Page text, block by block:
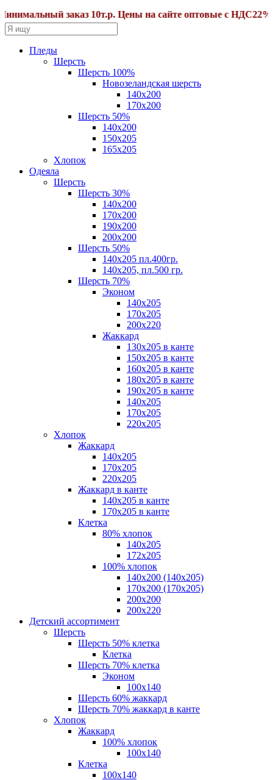
заказ 10т.р. Цены на сайте оптовые с
Пледы
Шерсть
Шерсть 100%
Новозеландская шерсть
140х200
170x200
Шерсть 50%
140x200
150х205
165х205
Хлопок
Одеяла
Шерсть
Шерсть 30%
140х200
170х200
190х200
200х200
Шерсть 50%
140х205 пл.400гр.
140х205, пл.500 гр.
Шерсть 70%
Эконом
140х205
170х205
200х220
Жаккард
130х205 в канте
150х205 в канте
160х205 в канте
180х205 в канте
190х205 в канте
140х205
170х205
220х205
Хлопок
Жаккард
140x205
170х205
220х205
Жаккард в канте
140х205 в канте
170х205 в канте
Клетка
80% хлопок
140x205
172х205
100% хлопок
140x200 (140х205)
170x200 (170х205)
200х200
200х220
Детский ассортимент
Шерсть
Шерсть 50% клетка
Клетка
Шерсть 70% клетка
Эконом
100x140
Шерсть 60% жаккард
Шерсть 70% жаккард в канте
Хлопок
Жаккард
100% хлопок
100x140
Клетка
100х140